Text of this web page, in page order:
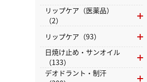
リップケア（医薬品）
（2）
リップケア（93）
日焼け止め・サンオイル
（133）
デオドラント・制汗